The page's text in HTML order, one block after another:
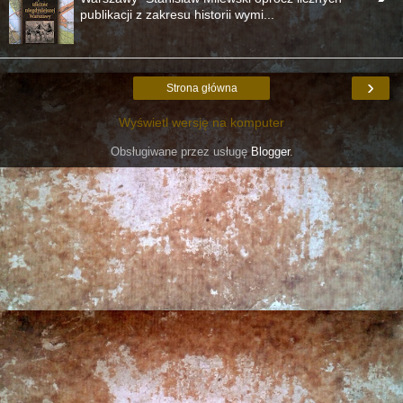
publikacji z zakresu historii wymi...
›
Strona główna
Wyświetl wersję na komputer
Obsługiwane przez usługę Blogger.